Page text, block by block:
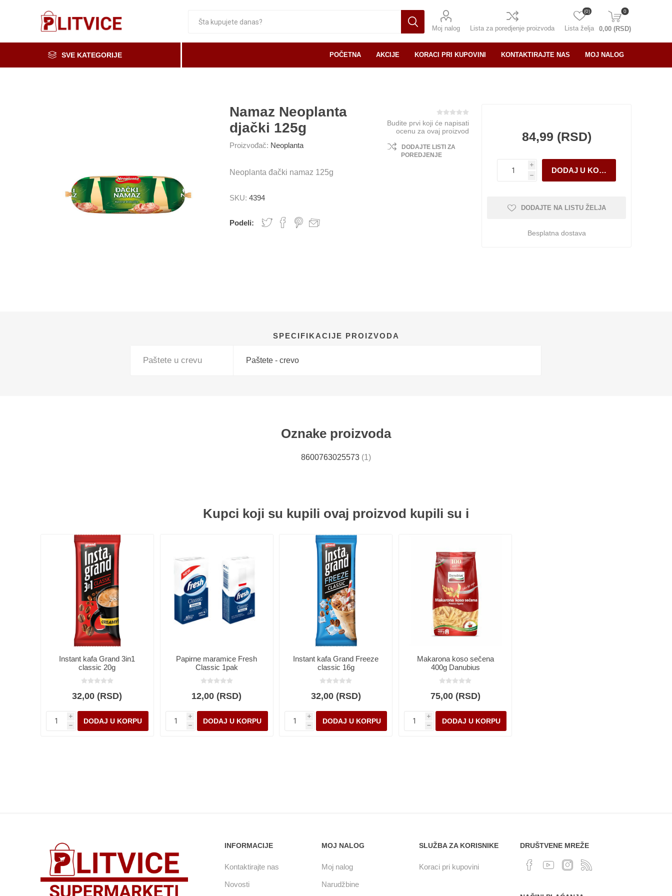
Moj nalog Lista za poredjenje proizvoda Lista želja
(0) 0
0,00 (RSD)
SVE KATEGORIJE
Osnovne namirnice
Organska i zdrava hrana
POČETNA AKCIJE KORACI PRI KUPOVINI KONTAKTIRAJTE NAS MOJ NALOG
Namaz Neoplanta
djački 125g
Proizvođač: Neoplanta
Budite prvi koji će napisati
ocenu za ovaj proizvod
DODAJTE LISTI ZA
POREDJENJE
Neoplanta đački namaz 125g
SKU: 4394
Podeli:
84,99 (RSD)
i
h
DODAJTE NA LISTU ŽELJA
Besplatna dostava
SPECIFIKACIJE PROIZVODA
Paštete u crevu Paštete - crevo
Oznake proizvoda
8600763025573 (1)
Kupci koji su kupili ovaj proizvod kupili su i
Instant kafa Grand 3in1
classic 20g
32,00 (RSD)
i
h
Papirne maramice Fresh
Classic 1pak
12,00 (RSD)
i
h
Instant kafa Grand Freeze
classic 16g
32,00 (RSD)
i
h
Makarona koso sečena
400g Danubius
75,00 (RSD)
i
h
INFORMACIJE
Kontaktirajte nas
Novosti
MOJ NALOG
Moj nalog
Narudžbine
SLUŽBA ZA KORISNIKE
Koraci pri kupovini
DRUŠTVENE MREŽE